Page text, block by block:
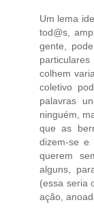
Um lema
tod@s,
gente,
colhem
coletivo
palavras
ninguém,
que as
dizem-se e
querem
alguns,
(essa seria
ação,